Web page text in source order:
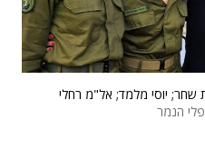
שחר; יוסי מלמד; אל"מ רחלי
פלי הנמר